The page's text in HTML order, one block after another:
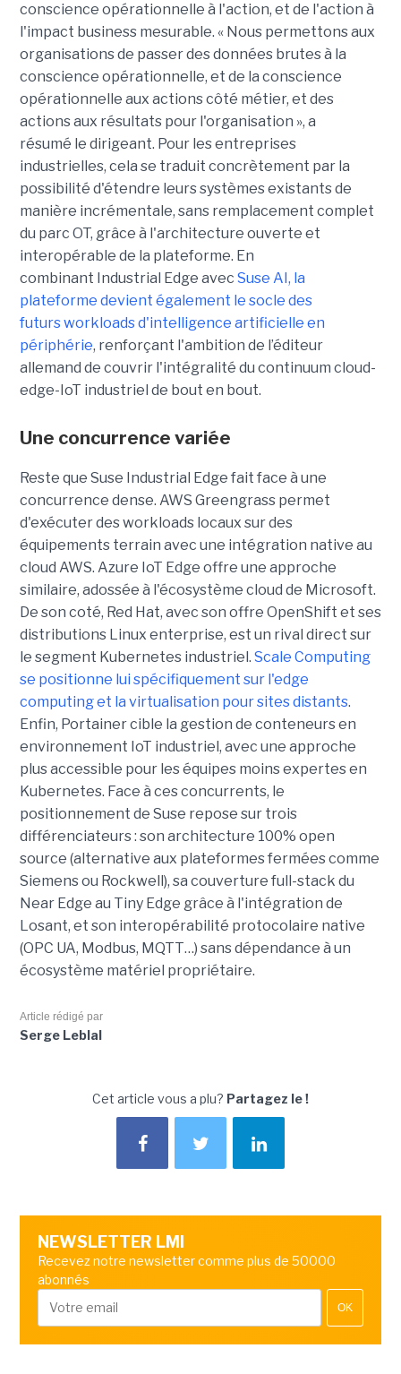
conscience opérationnelle à l'action, et de l'action à
l'impact business mesurable. « Nous permettons aux
organisations de passer des données brutes à la
conscience opérationnelle, et de la conscience
opérationnelle aux actions côté métier, et des
actions aux résultats pour l'organisation », a
résumé le dirigeant. Pour les entreprises
industrielles, cela se traduit concrètement par la
possibilité d'étendre leurs systèmes existants de
manière incrémentale, sans remplacement complet
du parc OT, grâce à l'architecture ouverte et
interopérable de la plateforme. En
combinant Industrial Edge avec Suse AI, la
plateforme devient également le socle des
futurs workloads d'intelligence artificielle en
périphérie, renforçant l'ambition de l’éditeur
allemand de couvrir l'intégralité du continuum cloud-
edge-IoT industriel de bout en bout.
Une concurrence variée
Reste que Suse Industrial Edge fait face à une
concurrence dense. AWS Greengrass permet
d'exécuter des workloads locaux sur des
équipements terrain avec une intégration native au
cloud AWS. Azure IoT Edge offre une approche
similaire, adossée à l'écosystème cloud de Microsoft.
De son coté, Red Hat, avec son offre OpenShift et ses
distributions Linux enterprise, est un rival direct sur
le segment Kubernetes industriel. Scale Computing
se positionne lui spécifiquement sur l'edge
computing et la virtualisation pour sites distants.
Enfin, Portainer cible la gestion de conteneurs en
environnement IoT industriel, avec une approche
plus accessible pour les équipes moins expertes en
Kubernetes. Face à ces concurrents, le
positionnement de Suse repose sur trois
différenciateurs : son architecture 100% open
source (alternative aux plateformes fermées comme
Siemens ou Rockwell), sa couverture full-stack du
Near Edge au Tiny Edge grâce à l'intégration de
Losant, et son interopérabilité protocolaire native
(OPC UA, Modbus, MQTT…) sans dépendance à un
écosystème matériel propriétaire.
Article rédigé par
Serge Leblal
Cet article vous a plu? Partagez le !
NEWSLETTER LMI
Recevez notre newsletter comme plus de 50000
abonnés
OK